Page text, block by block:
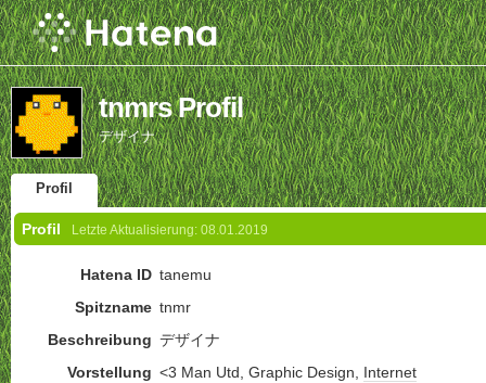
tnmrs Profil
デザイナ
Profil
Profil Letzte Aktualisierung: 08.01.2019
Hatena ID tanemu
Spitzname tnmr
Beschreibung デザイナ
Vorstellung <3 Man Utd, Graphic Design, Internet